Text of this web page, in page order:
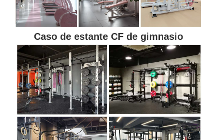
Caso de estante CF de gimnasio